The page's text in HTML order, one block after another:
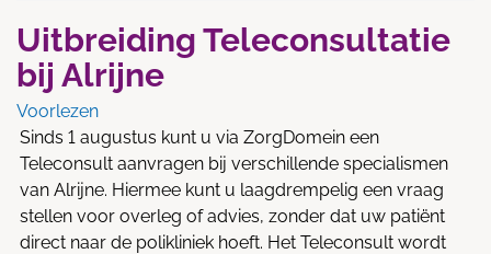
Uitbreiding Teleconsultatie
bij Alrijne
Voorlezen
Sinds 1 augustus kunt u via ZorgDomein een
Teleconsult aanvragen bij verschillende specialismen
van Alrijne. Hiermee kunt u laagdrempelig een vraag
stellen voor overleg of advies, zonder dat uw patiënt
direct naar de polikliniek hoeft. Het Teleconsult wordt